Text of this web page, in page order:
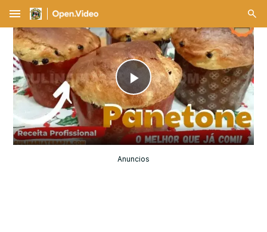
menu
Play
Video
Anuncios